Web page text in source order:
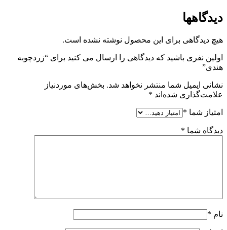
دیدگاهها
هیچ دیدگاهی برای این محصول نوشته نشده است.
اولین نفری باشید که دیدگاهی را ارسال می کنید برای “زردچوبه
هندی”
نشانی ایمیل شما منتشر نخواهد شد. بخش‌های موردنیاز
علامت‌گذاری شده‌اند *
امتیاز شما *
دیدگاه شما *
نام *